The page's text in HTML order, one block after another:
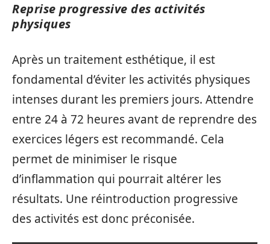
Reprise progressive des activités
physiques
Après un traitement esthétique, il est
fondamental d’éviter les activités physiques
intenses durant les premiers jours. Attendre
entre 24 à 72 heures avant de reprendre des
exercices légers est recommandé. Cela
permet de minimiser le risque
d’inflammation qui pourrait altérer les
résultats. Une réintroduction progressive
des activités est donc préconisée.